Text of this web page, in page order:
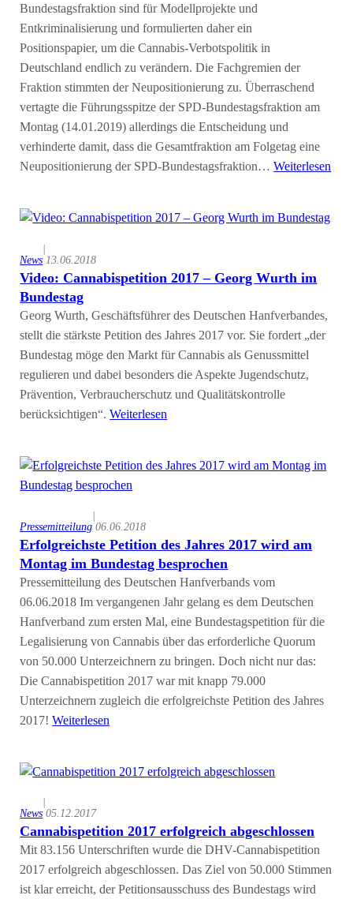
Bundestagsfraktion sind für Modellprojekte und
Entkriminalisierung und formulierten daher ein
Positionspapier, um die Cannabis-Verbotspolitik in
Deutschland endlich zu verändern. Die Fachgremien der
Fraktion stimmten der Neupositionierung zu. Überraschend
vertagte die Führungsspitze der SPD-Bundestagsfraktion am
Montag (14.01.2019) allerdings die Entscheidung und
verhinderte damit, dass die Gesamtfraktion am Folgetag eine
Neupositionierung der SPD-Bundestagsfraktion…Weiterlesen
News
|
13.06.2018
Video: Cannabispetition 2017 – Georg Wurth im
Bundestag
Georg Wurth, Geschäftsführer des Deutschen Hanfverbandes,
stellt die stärkste Petition des Jahres 2017 vor. Sie fordert „der
Bundestag möge den Markt für Cannabis als Genussmittel
regulieren und dabei besonders die Aspekte Jugendschutz,
Prävention, Verbraucherschutz und Qualitätskontrolle
berücksichtigen“.Weiterlesen
Pressemitteilung
|
06.06.2018
Erfolgreichste Petition des Jahres 2017 wird am
Montag im Bundestag besprochen
Pressemitteilung des Deutschen Hanfverbands vom
06.06.2018 Im vergangenen Jahr gelang es dem Deutschen
Hanfverband zum ersten Mal, eine Bundestagspetition für die
Legalisierung von Cannabis über das erforderliche Quorum
von 50.000 Unterzeichnern zu bringen. Doch nicht nur das:
Die Cannabispetition 2017 war mit knapp 79.000
Unterzeichnern zugleich die erfolgreichste Petition des Jahres
2017!Weiterlesen
News
|
05.12.2017
Cannabispetition 2017 erfolgreich abgeschlossen
Mit 83.156 Unterschriften wurde die DHV-Cannabispetition
2017 erfolgreich abgeschlossen. Das Ziel von 50.000 Stimmen
ist klar erreicht, der Petitionsausschuss des Bundestags wird